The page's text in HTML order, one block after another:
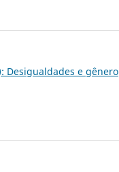
Desigualdades e gênero